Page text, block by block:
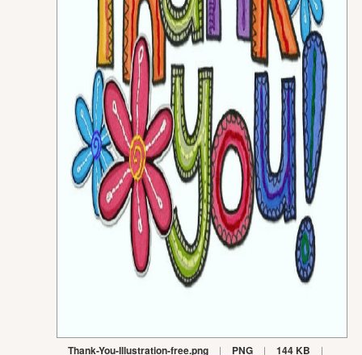
Thank-You-Illustration-free.png | PNG | 144 KB |